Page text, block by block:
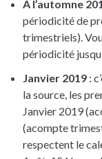
A l’automne
périodicité de
trimestriels).
périodicité
Janvier 2019 :
la source, les
Janvier 2019
(acompte
respectent le